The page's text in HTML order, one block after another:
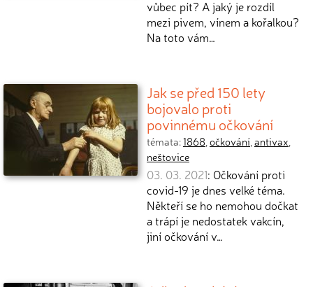
vůbec pít? A jaký je rozdíl
mezi pivem, vínem a kořalkou?
Na toto vám…
Jak se před 150 lety
bojovalo proti
povinnému očkování
témata:1868,očkování,antivax,
neštovice
03. 03. 2021: Očkování proti
covid-19 je dnes velké téma.
Někteří se ho nemohou dočkat
a trápí je nedostatek vakcín,
jiní očkování v…